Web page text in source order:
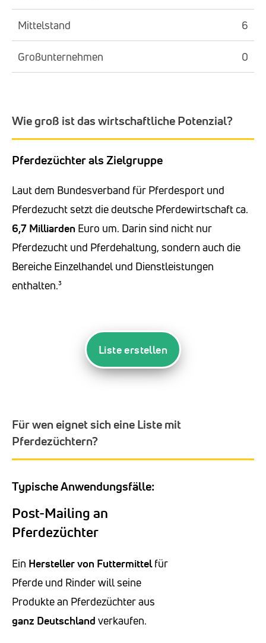
Mittelstand 6
Großunternehmen 0
Wie groß ist das wirtschaftliche Potenzial?
Pferdezüchter als Zielgruppe
Laut dem Bundesverband für Pferdesport und
Pferdezucht setzt die deutsche Pferdewirtschaft ca.
6,7 Milliarden Euro um. Darin sind nicht nur
Pferdezucht und Pferdehaltung, sondern auch die
Bereiche Einzelhandel und Dienstleistungen
enthalten.³
Liste erstellen
Für wen eignet sich eine Liste mit
Pferdezüchtern?
Typische Anwendungsfälle:
Post-Mailing an
Pferdezüchter
Ein Hersteller von Futtermittelfür
Pferde und Rinder will seine
Produkte an Pferdezüchter aus
ganz Deutschland verkaufen.